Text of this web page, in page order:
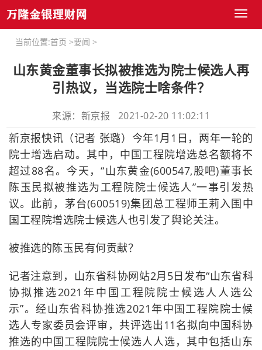
Toggle
当前位置:首页 >要闻 >
山东黄金董事长拟被推选为院士候选人再
引热议，当选院士啥条件？
来源：新京报 2021-02-20 11:02:11
新京报快讯（记者 张璐）今年1月1日，两年一轮的
院士增选启动。其中，中国工程院增选总名额将不
超过88名。今天，“山东黄金(600547,股吧)董事长
陈玉民拟被推选为工程院院士候选人”一事引发热
议。此前，茅台(600519)集团总工程师王莉入围中
国工程院增选院士候选人也引发了舆论关注。
被推选的陈玉民有何贡献？
记者注意到，山东省科协网站2月5日发布“山东省科
协拟推选2021年中国工程院院士候选人人选公
示”。经山东省科协推选2021年中国工程院院士候
选人专家委员会评审，共评选出11名拟向中国科协
推选的中国工程院院士候选人人选，其中包括山东